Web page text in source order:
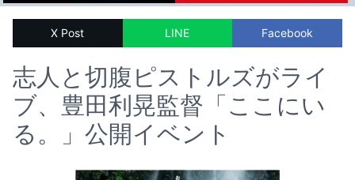
X Post LINE Facebook
志人と切腹ピストルズがライ
ブ、豊田利晃監督「ここにい
る。」公開イベント